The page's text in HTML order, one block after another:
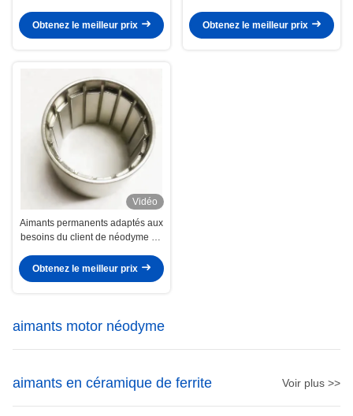
Obtenez le meilleur prix
de Ndfeb de bloc fort superbe
Obtenez le meilleur prix
Vidéo
Aimants permanents adaptés aux
besoins du client de néodyme de
générateur/moteur
Obtenez le meilleur prix
aimants motor néodyme
aimants en céramique de ferrite Voir plus >>